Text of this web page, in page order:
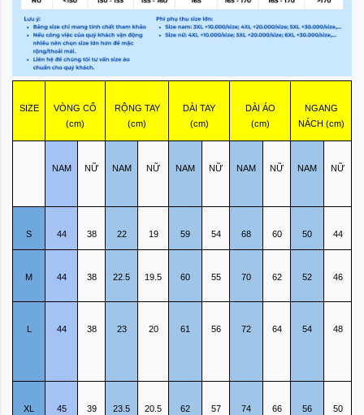
SIZE
VÒNG CỔ
(cm)
RỘNG TAY
(cm)
DÀI TAY
(cm)
DÀI ÁO
(cm)
NGANG
NÁCH (cm)
NAM NỮ NAM NỮ NAM NỮ NAM NỮ NAM NỮ
S 44 38 22 19 59 54 68 60 50 44
M 44 38 22.5 19.5 60 55 70 62 52 46
L 44 38 23 20 61 56 72 64 54 48
XL 45 39 23.5 20.5 62 57 74 66 56 50